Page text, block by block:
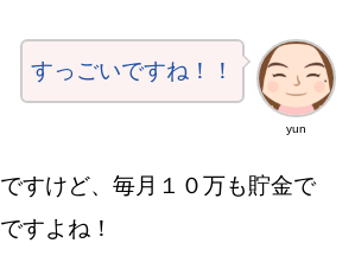
yun
すっごいですね！！
すけど、毎月１０万も貯金で
すよね！